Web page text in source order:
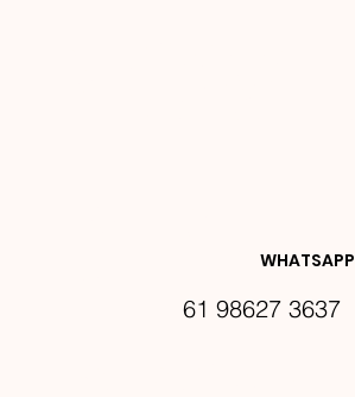
DES E
WHATSAPP
61 98627 3637